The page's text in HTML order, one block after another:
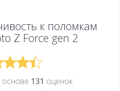
к поломкам
Z Force gen 2
131 оценок